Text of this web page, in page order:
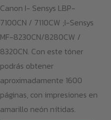
Canon I- Sensys LBP-
7100CN / 7110CW ;I-Sensys
MF-8230CN/8280CW /
8320CN. Con este tóner
podrás obtener
aproximadamente 1600
páginas, con impresiones en
amarillo neón nítidas.